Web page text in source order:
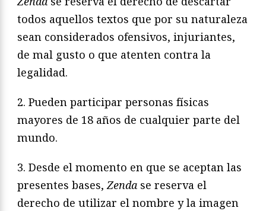
todos aquellos textos que por su naturaleza
sean considerados ofensivos, injuriantes,
de mal gusto o que atenten contra la
legalidad.
2. Pueden participar personas físicas
mayores de 18 años de cualquier parte del
mundo.
3. Desde el momento en que se aceptan las
presentes bases,Zenda se reserva el
derecho de utilizar el nombre y la imagen